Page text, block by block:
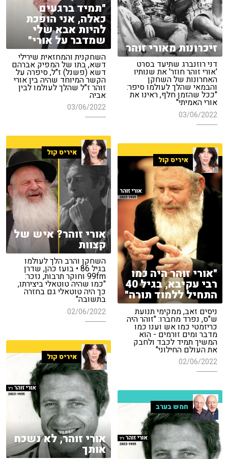
"תמיד ברגעים
כאלה, אני הופכת
להיות אבא שלי
שמדבר על אורי"
השחקנית והמחזאית שירילי
דשא, בתו של המפיק אברהם
דשא (פשנל) ז"ל, סיפרה על
הקשר המיוחד שהיה בין אורי
זוהר ז"ל שהלך לעולמו לבין
אביה
03/06/2022
זיכרונות מאורי זוהר
דני רוזנברג שתיעד בסרט
'אורי זוהר חוזר' את שנותיו
האחרונות של השחקן
והבמאי שהלך לעולמו סיפר:
"ככל שהזמן חלף, ראינו את
אורי האמיתי"
03/06/2022
איריס קול
אורי זוהר? איש של
קצוות
השחקן והרב הלך לעולמו
בגיל 86 • בועז כהן, שדרן
99fm וחוקר תרבות, נזכר:
"כמו שהיה טוטאלי ביצירתו,
כך היה טוטאלי גם בחזרה
בתשובה"
02/06/2022
איריס קול
"אורי זוהר היה כמו
רבי עקיבא, בגיל 40
התחיל ללמוד תורה"
ניסים זאב, ממקימי תנועת
ש"ס, נפרד מחברו: "זוהר היה
כריזמטי כמו אש וענו כמו
מדבר ומים זורמים - הוא
המשיך תמיד לכבד ולחבק
את העולם החילוני"
02/06/2022 איריס קול
אורי זוהר, לא נשכח
אותך
חמש בערב